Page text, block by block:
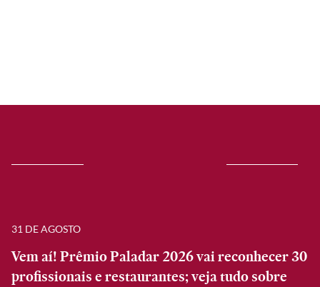
31 DE AGOSTO
Vem aí! Prêmio Paladar 2026 vai reconhecer 30
profissionais e restaurantes; veja tudo sobre